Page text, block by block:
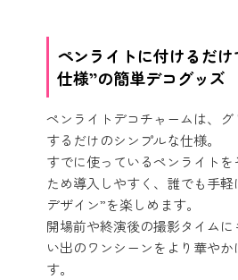
ペンライトに付けるだ
仕様”の簡単デコグッズ
ペンライトデコチャームは、
するだけのシンプルな仕様。
すでに使っているペンライトを
ため導入しやすく、誰でも手軽
デザイン”を楽しめます。
開場前や終演後の撮影タイム
い出のワンシーンをより華や
す。